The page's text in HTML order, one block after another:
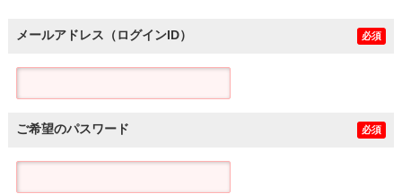
メールアドレス（ログインID） 必須
ご希望のパスワード 必須